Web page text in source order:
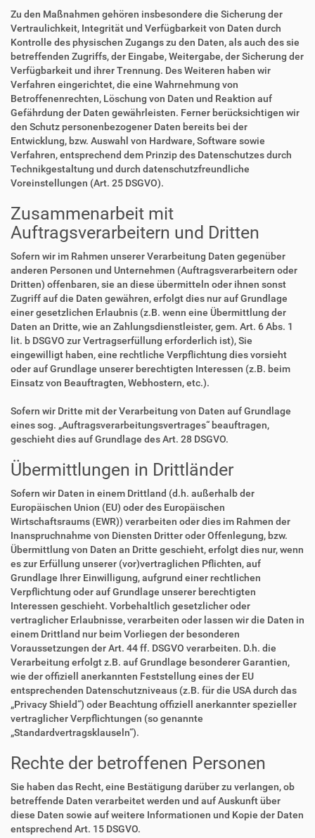
Zu den Maßnahmen gehören insbesondere die Sicherung der
Vertraulichkeit, Integrität und Verfügbarkeit von Daten durch
Kontrolle des physischen Zugangs zu den Daten, als auch des sie
betreffenden Zugriffs, der Eingabe, Weitergabe, der Sicherung der
Verfügbarkeit und ihrer Trennung. Des Weiteren haben wir
Verfahren eingerichtet, die eine Wahrnehmung von
Betroffenenrechten, Löschung von Daten und Reaktion auf
Gefährdung der Daten gewährleisten. Ferner berücksichtigen wir
den Schutz personenbezogener Daten bereits bei der
Entwicklung, bzw. Auswahl von Hardware, Software sowie
Verfahren, entsprechend dem Prinzip des Datenschutzes durch
Technikgestaltung und durch datenschutzfreundliche
Voreinstellungen (Art. 25 DSGVO).
Zusammenarbeit mit
Auftragsverarbeitern und Dritten
Sofern wir im Rahmen unserer Verarbeitung Daten gegenüber
anderen Personen und Unternehmen (Auftragsverarbeitern oder
Dritten) offenbaren, sie an diese übermitteln oder ihnen sonst
Zugriff auf die Daten gewähren, erfolgt dies nur auf Grundlage
einer gesetzlichen Erlaubnis (z.B. wenn eine Übermittlung der
Daten an Dritte, wie an Zahlungsdienstleister, gem. Art. 6 Abs. 1
lit. b DSGVO zur Vertragserfüllung erforderlich ist), Sie
eingewilligt haben, eine rechtliche Verpflichtung dies vorsieht
oder auf Grundlage unserer berechtigten Interessen (z.B. beim
Einsatz von Beauftragten, Webhostern, etc.).
Sofern wir Dritte mit der Verarbeitung von Daten auf Grundlage
eines sog. „Auftragsverarbeitungsvertrages“ beauftragen,
geschieht dies auf Grundlage des Art. 28 DSGVO.
Übermittlungen in Drittländer
Sofern wir Daten in einem Drittland (d.h. außerhalb der
Europäischen Union (EU) oder des Europäischen
Wirtschaftsraums (EWR)) verarbeiten oder dies im Rahmen der
Inanspruchnahme von Diensten Dritter oder Offenlegung, bzw.
Übermittlung von Daten an Dritte geschieht, erfolgt dies nur, wenn
es zur Erfüllung unserer (vor)vertraglichen Pflichten, auf
Grundlage Ihrer Einwilligung, aufgrund einer rechtlichen
Verpflichtung oder auf Grundlage unserer berechtigten
Interessen geschieht. Vorbehaltlich gesetzlicher oder
vertraglicher Erlaubnisse, verarbeiten oder lassen wir die Daten in
einem Drittland nur beim Vorliegen der besonderen
Voraussetzungen der Art. 44 ff. DSGVO verarbeiten. D.h. die
Verarbeitung erfolgt z.B. auf Grundlage besonderer Garantien,
wie der offiziell anerkannten Feststellung eines der EU
entsprechenden Datenschutzniveaus (z.B. für die USA durch das
„Privacy Shield“) oder Beachtung offiziell anerkannter spezieller
vertraglicher Verpflichtungen (so genannte
„Standardvertragsklauseln“).
Rechte der betroffenen Personen
Sie haben das Recht, eine Bestätigung darüber zu verlangen, ob
betreffende Daten verarbeitet werden und auf Auskunft über
diese Daten sowie auf weitere Informationen und Kopie der Daten
entsprechend Art. 15 DSGVO.